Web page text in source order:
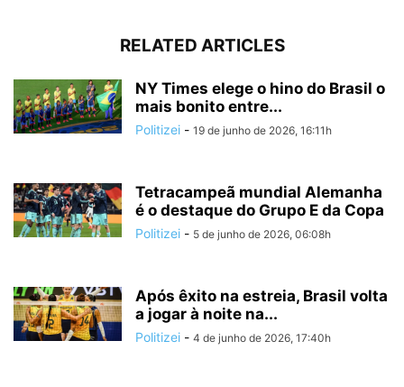
RELATED ARTICLES
NY Times elege o hino do Brasil o
mais bonito entre...
Politizei - 19 de junho de 2026, 16:11h
Tetracampeã mundial Alemanha
é o destaque do Grupo E da Copa
Politizei - 5 de junho de 2026, 06:08h
Após êxito na estreia, Brasil volta
a jogar à noite na...
Politizei - 4 de junho de 2026, 17:40h